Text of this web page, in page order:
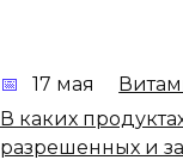
17 мая
В каких
разрешенных и